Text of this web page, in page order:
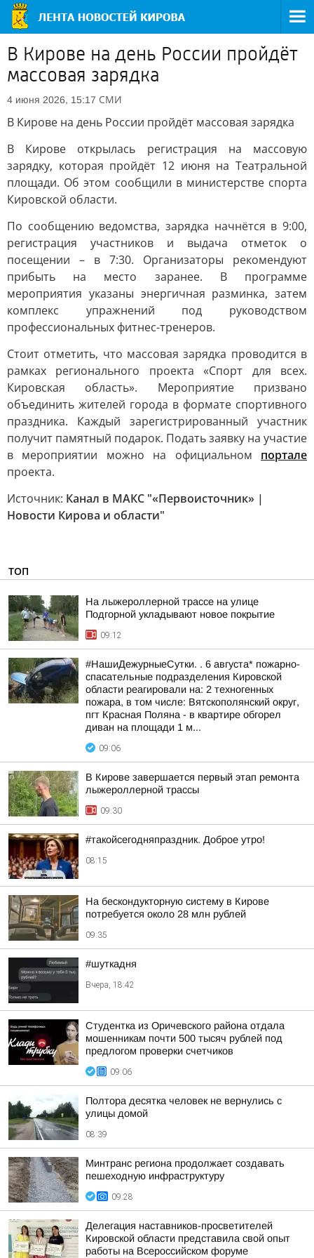
В Кирове на день России пройдёт
массовая зарядка
4 июня 2026, 15:17 СМИ
В Кирове на день России пройдёт массовая зарядка
В Кирове открылась регистрация на массовую
зарядку, которая пройдёт 12 июня на Театральной
площади. Об этом сообщили в министерстве спорта
Кировской области.
По сообщению ведомства, зарядка начнётся в 9:00,
регистрация участников и выдача отметок о
посещении – в 7:30. Организаторы рекомендуют
прибыть на место заранее. В программе
мероприятия указаны энергичная разминка, затем
комплекс упражнений под руководством
профессиональных фитнес-тренеров.
Стоит отметить, что массовая зарядка проводится в
рамках регионального проекта «Спорт для всех.
Кировская область». Мероприятие призвано
объединить жителей города в формате спортивного
праздника. Каждый зарегистрированный участник
получит памятный подарок. Подать заявку на участие
в мероприятии можно на официальном портале
проекта.
Источник: Канал в МАКС "«Первоисточник» |
Новости Кирова и области"
ТОП
На лыжероллерной трассе на улице
Подгорной укладывают новое покрытие
09:12
#НашиДежурныеСутки. . 6 августа* пожарно-
спасательные подразделения Кировской
области реагировали на: 2 техногенных
пожара, в том числе: Вятскополянский округ,
пгт Красная Поляна - в квартире обгорел
диван на площади 1 м...
09:06
В Кирове завершается первый этап ремонта
лыжероллерной трассы
09:30
#такойсегодняпраздник. Доброе утро!
08:15
На бескондукторную систему в Кирове
потребуется около 28 млн рублей
09:35
#шуткадня
Вчера, 18:42
Студентка из Оричевского района отдала
мошенникам почти 500 тысяч рублей под
предлогом проверки счетчиков
09:06
Полтора десятка человек не вернулись с
улицы домой
08:39
Минтранс региона продолжает создавать
пешеходную инфраструктуру
09:28
Делегация наставников-просветителей
Кировской области представила свой опыт
работы на Всероссийском форуме